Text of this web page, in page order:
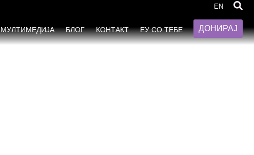
EN
МУЛТИМЕДИЈА БЛОГ КОНТАКТ ЕУ СО ТЕБЕ ДОНИРАЈ